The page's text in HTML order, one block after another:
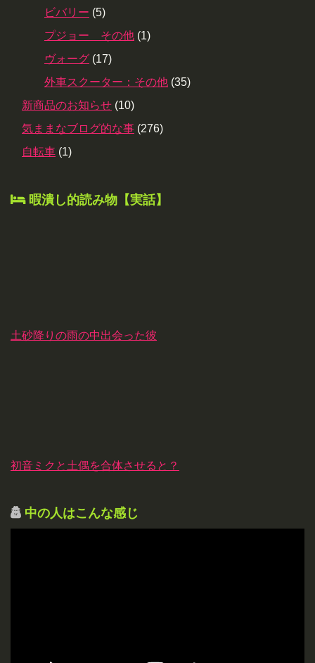
ビバリー (5)
プジョー その他 (1)
ヴォーグ (17)
外車スクーター：その他 (35)
新商品のお知らせ (10)
気ままなブログ的な事 (276)
自転車 (1)
暇潰し的読み物【実話】
土砂降りの雨の中出会った彼
初音ミクと土偶を合体させると？
中の人はこんな感じ